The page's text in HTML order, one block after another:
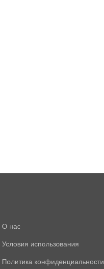
О нас
Условия использования
Политика конфиденциальности